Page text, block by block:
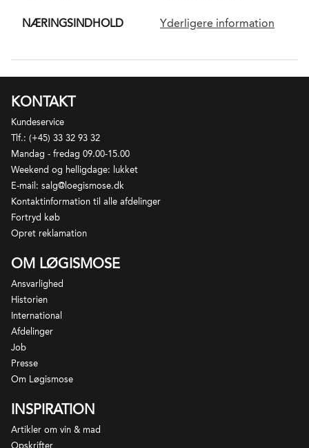
NÆRINGSINDHOLD Yderligere information
KONTAKT
Kundeservice
Tlf.: (+45) 33 32 93 32
Mandag - fredag 09.00-15.00
Weekend og helligdage: lukket
E-mail: salg@loegismose.dk
Kontaktinformation til alle afdelinger
Fortryd køb
Opret reklamation
OM LØGISMOSE
Ansvarlighed
Historien
International
Afdelinger
Job
Presse
Om Løgismose
INSPIRATION
Artikler om vin & mad
Opskrifter